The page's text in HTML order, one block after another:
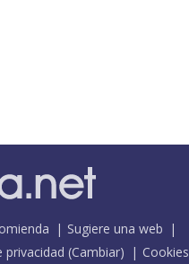
Sugiere una web
privacidad (Cambiar)
Cookies